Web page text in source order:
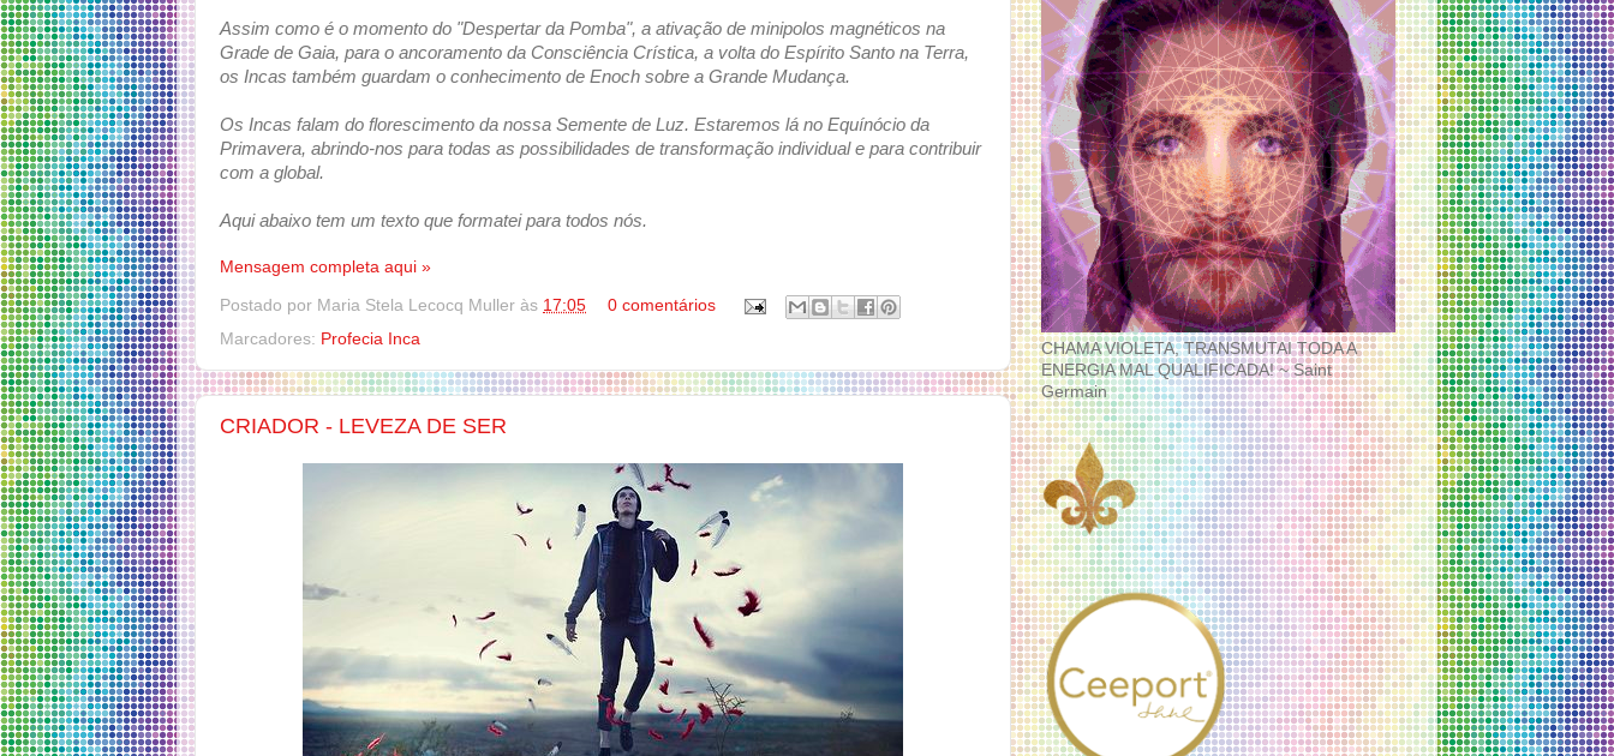
Assim como é o momento do "Despertar da Pomba", a ativação de minipolos magnéticos na
Grade de Gaia, para o ancoramento da Consciência Crística, a volta do Espírito Santo na Terra,
os Incas também guardam o conhecimento de Enoch sobre a Grande Mudança.
Os Incas falam do florescimento da nossa Semente de Luz. Estaremos lá no Equínócio da
Primavera, abrindo-nos para todas as possibilidades de transformação individual e para contribuir
com a global.
Aqui abaixo tem um texto que formatei para todos nós.
Mensagem completa aqui »
Postado por Maria Stela Lecocq Muller às 17:05
0 comentários
Marcadores: Profecia Inca
CRIADOR - LEVEZA DE SER
CHAMA VIOLETA, TRANSMUTAI TODA A
ENERGIA MAL QUALIFICADA! ~ Saint
Germain